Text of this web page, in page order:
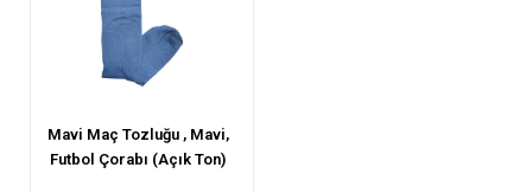
Mavi Maç Tozluğu , Mavi,
Futbol Çorabı (Açık Ton)